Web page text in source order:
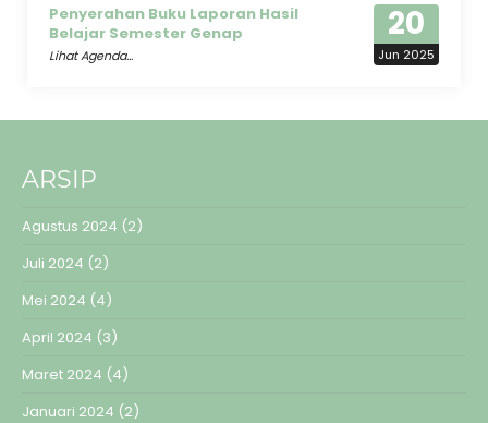
20
Jun 2025
Penyerahan Buku Laporan Hasil
Belajar Semester Genap
Lihat Agenda...
ARSIP
Agustus 2024 (2)
Juli 2024 (2)
Mei 2024 (4)
April 2024 (3)
Maret 2024 (4)
Januari 2024 (2)